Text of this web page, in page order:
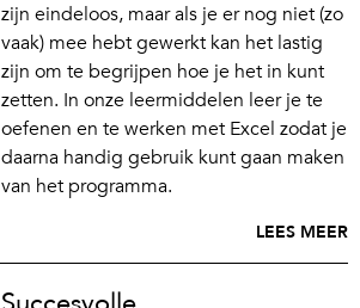
zijn eindeloos, maar als je er nog niet (zo
vaak) mee hebt gewerkt kan het lastig
zijn om te begrijpen hoe je het in kunt
zetten. In onze leermiddelen leer je te
oefenen en te werken met Excel zodat je
daarna handig gebruik kunt gaan maken
van het programma.
LEES MEER